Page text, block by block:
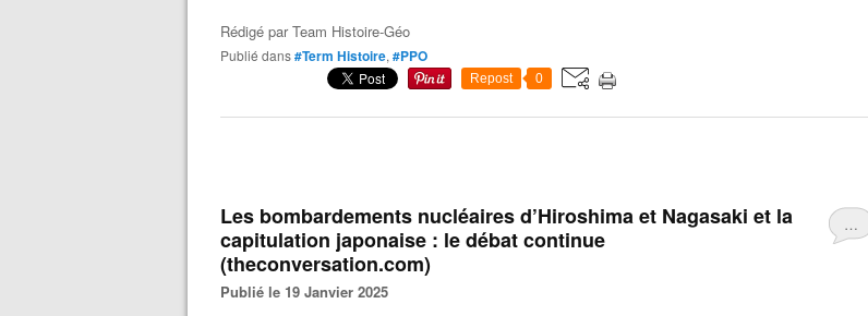
Rédigé parTeam Histoire-Géo
Publié dans#Term Histoire, #PPO
Repost 0
…
Les bombardements nucléaires d’Hiroshima et Nagasaki et la
capitulation japonaise : le débat continue
(theconversation.com)
Publié le 19 Janvier 2025